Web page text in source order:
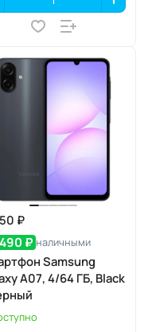
₽
₽ наличными
Samsung
A07, 4/64 ГБ, Black